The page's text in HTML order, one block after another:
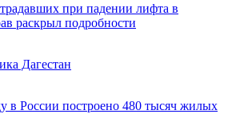
при падении лифта в
раскрыл подробности
Дагестан
в России построено 480 тысяч жилых